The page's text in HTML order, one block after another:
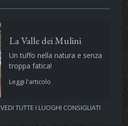
La Valle dei Mulini
Un tuffo nella natura e senza
troppa fatica!
Leggi l'articolo
VEDI TUTTE I LUOGHI CONSIGLIATI